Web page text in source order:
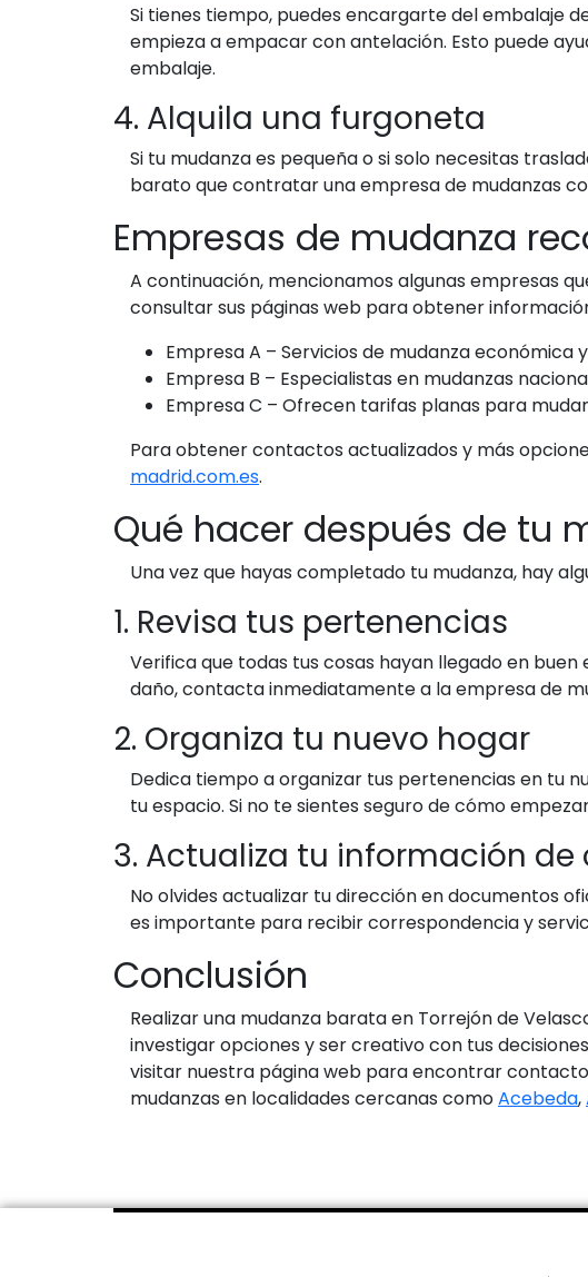
Si tienes tiempo, puedes encargarte del embalaje
empieza a empacar con antelación. Esto puede
embalaje.
4. Alquila una furgoneta
Si tu mudanza es pequeña o si solo necesitas
barato que contratar una empresa de mudanzas
Empresas de mudanza
A continuación, mencionamos algunas empresas
consultar sus páginas web para obtener
Empresa A – Servicios de mudanza económica
Empresa B – Especialistas en mudanzas
Empresa C – Ofrecen tarifas planas para
Para obtener contactos actualizados y más
madrid.com.es.
Qué hacer después de tu
Una vez que hayas completado tu mudanza, hay
1. Revisa tus pertenencias
Verifica que todas tus cosas hayan llegado en
daño, contacta inmediatamente a la empresa de
2. Organiza tu nuevo hogar
Dedica tiempo a organizar tus pertenencias en tu
tu espacio. Si no te sientes seguro de cómo
3. Actualiza tu información
No olvides actualizar tu dirección en documentos
es importante para recibir correspondencia y
Conclusión
Realizar una mudanza barata en Torrejón de
investigar opciones y ser creativo con tus
visitar nuestra página web para encontrar
mudanzas en localidades cercanas comoAcebeda,